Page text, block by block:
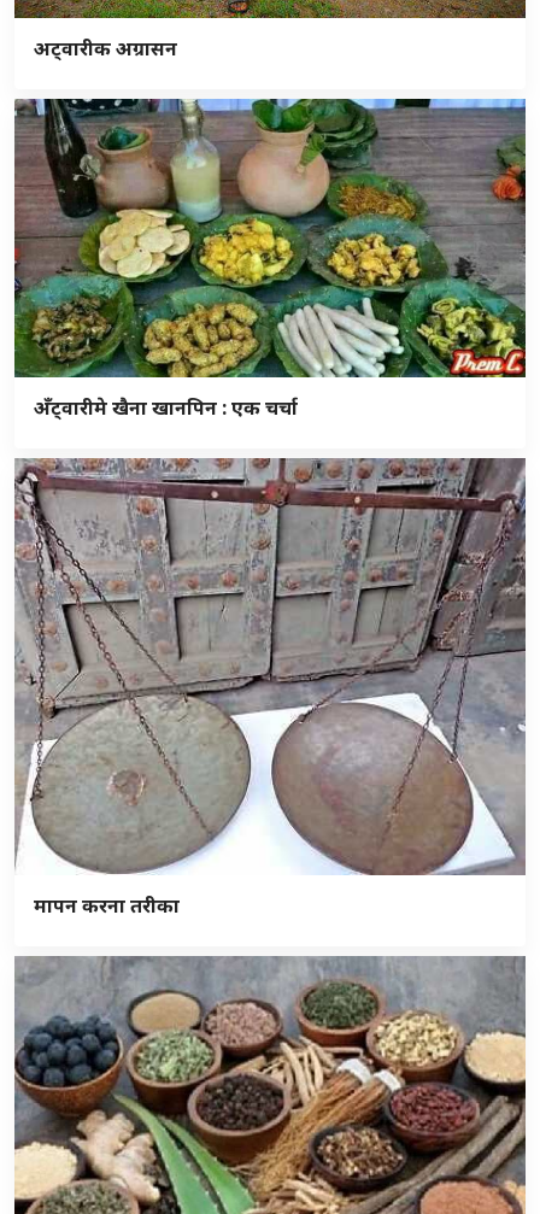
अट्वारीक अग्रासन
अँट्वारीमे खैना खानपिन : एक चर्चा
मापन करना तरीका